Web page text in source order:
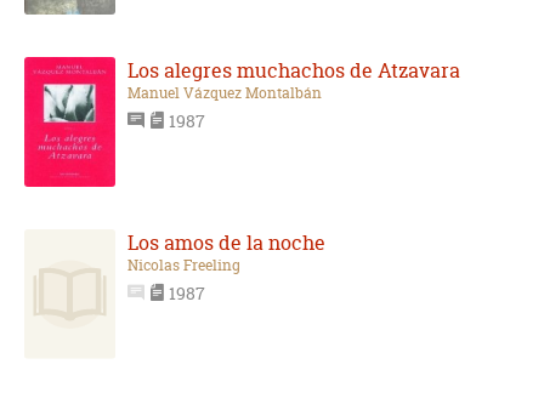
Los alegres muchachos de Atzavara
Manuel Vázquez Montalbán
1987
Los amos de la noche
Nicolas Freeling
1987